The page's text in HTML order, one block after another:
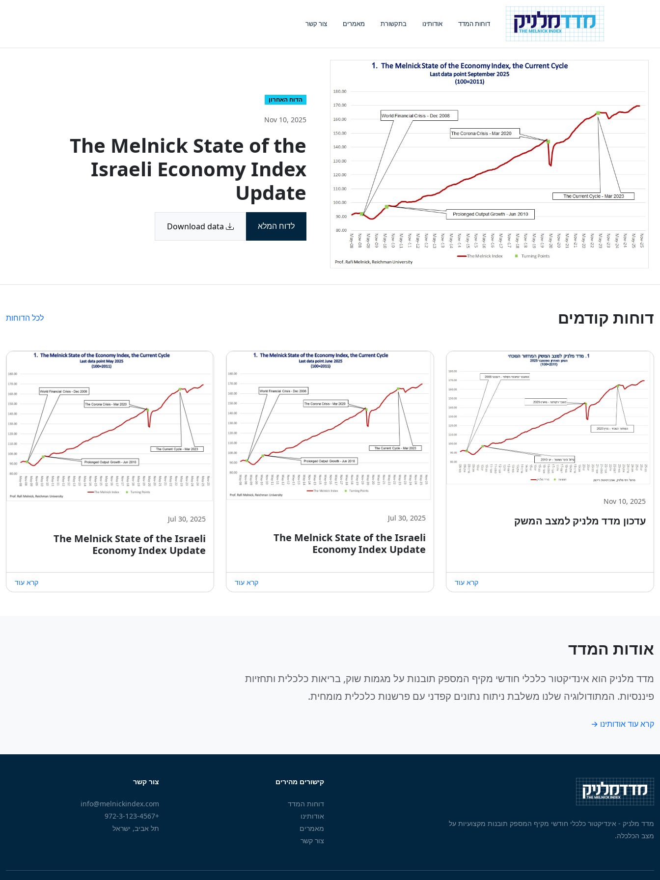
דוחות המדד אודותינו בתקשורת מאמרים צור קשר
הדוח האחרון
Nov 10, 2025
The Melnick State of the
Israeli Economy Index
Update
לדוח המלא
דוחות קודמים לכל הדוחות
Nov 10, 2025
עדכון מדד מלניק למצב המשק
קרא עוד
Jul 30, 2025
The Melnick State of the Israeli
Economy Index Update
קרא עוד
Jul 30, 2025
The Melnick State of the Israeli
Economy Index Update
קרא עוד
אודות המדד
מדד מלניק הוא אינדיקטור כלכלי חודשי מקיף המספק תובנות על מגמות שוק, בריאות כלכלית ותחזיות
פיננסיות. המתודולוגיה שלנו משלבת ניתוח נתונים קפדני עם פרשנות כלכלית מומחית.
קרא עוד אודותינו →
מדד מלניק - אינדיקטור כלכלי חודשי מקיף המספק תובנות מקצועיות על
מצב הכלכלה.
קישורים מהירים
דוחות המדד
אודותינו
מאמרים
צור קשר
צור קשר
info@melnickindex.com
+972-3-123-4567
תל אביב, ישראל